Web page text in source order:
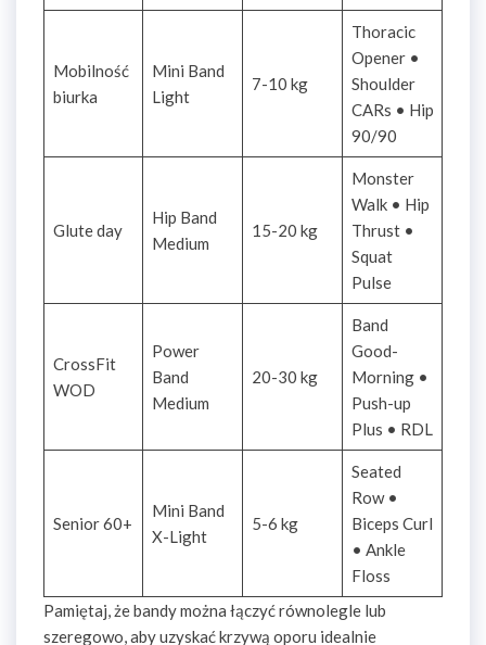
Mobilność
biurka
Mini Band
Light
7-10 kg
Thoracic
Opener •
Shoulder
CARs • Hip
90/90
Glute day
Hip Band
Medium
15-20 kg
Monster
Walk • Hip
Thrust •
Squat
Pulse
CrossFit
WOD
Power
Band
Medium
20-30 kg
Band
Good-
Morning •
Push-up
Plus • RDL
Senior 60+
Mini Band
X-Light
5-6 kg
Seated
Row •
Biceps Curl
• Ankle
Floss
Pamiętaj, że bandy można łączyć równolegle lub
szeregowo, aby uzyskać krzywą oporu idealnie